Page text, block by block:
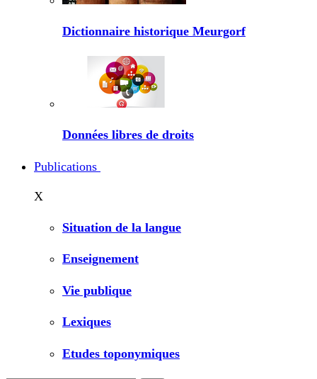
Dictionnaire historique Meurgorf
Données libres de droits
Publications
X
Situation de la langue
Enseignement
Vie publique
Lexiques
Etudes toponymiques